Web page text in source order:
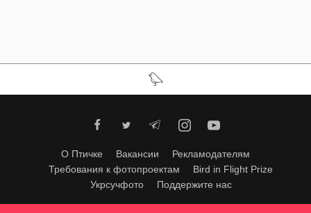
О Птичке Вакансии
Рекламодателям
Требования к фотопроектам
Bird in Flight Prize
Укрсучфото
Поддержите нас